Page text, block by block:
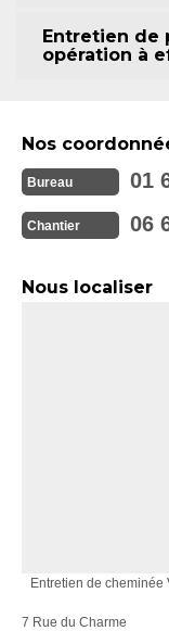
Entretien de
opération à
Nos
Bureau 01
Chantier 06
Nous localiser
Entretien de cheminée
7 Rue du Charme